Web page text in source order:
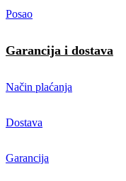
Posao
Garancija i dostava
Način plaćanja
Dostava
Garancija